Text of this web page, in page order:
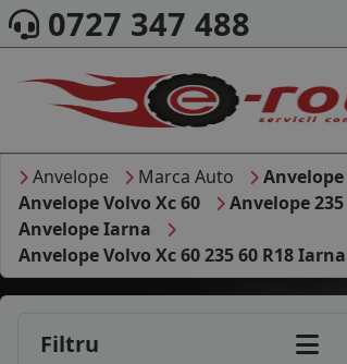
0727 347 488
Anvelope Marca Auto
Anvelope Volvo Xc 60
Anvelope 235
Anvelope Iarna
Anvelope Volvo Xc 60 235 60 R18 Iarna
Filtru